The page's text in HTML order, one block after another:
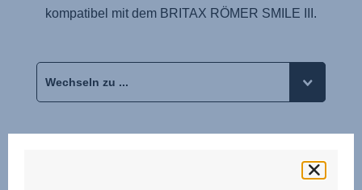
kompatibel mit dem BRITAX RÖMER SMILE III.